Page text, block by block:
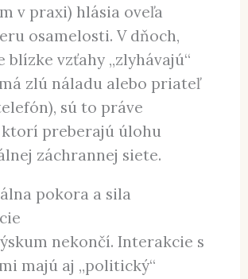
v praxi) hlásia oveľa
osamelosti. V dňoch,
blízke vzťahy „zlyhávajú“
zlú náladu alebo priateľ
sú to práve
preberajú úlohu
záchrannej siete.
pokora a sila
nekončí. Interakcie s
majú aj „politický“